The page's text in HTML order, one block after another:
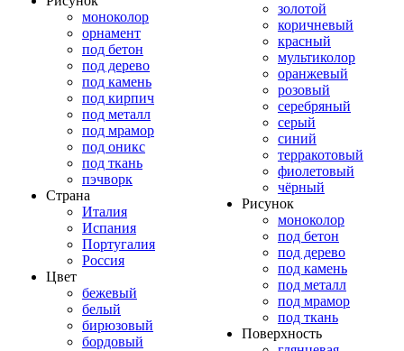
моноколор
орнамент
под бетон
под дерево
под камень
под кирпич
под металл
под мрамор
под оникс
под ткань
пэчворк
Страна
Италия
Испания
Португалия
Россия
Цвет
бежевый
белый
бирюзовый
бордовый
золотой
коричневый
красный
мультиколор
оранжевый
розовый
серебряный
серый
синий
терракотовый
фиолетовый
чёрный
Рисунок
моноколор
под бетон
под дерево
под камень
под металл
под мрамор
под ткань
Поверхность